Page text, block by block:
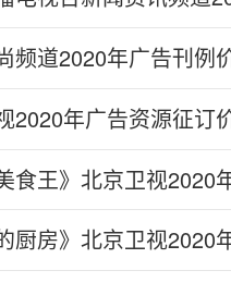
频道2020年广告刊例
2020年广告资源征订
食王》北京卫视2020
厨房》北京卫视2020